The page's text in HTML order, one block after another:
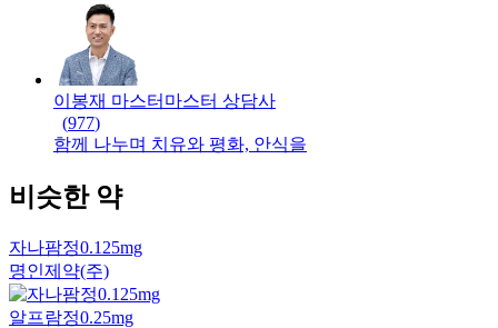
이봉재 마스터 마스터 상담사
(977)
함께 나누며 치유와 평화, 안식을
비슷한 약
자나팜정0.125mg
명인제약(주)
알프람정0.25mg